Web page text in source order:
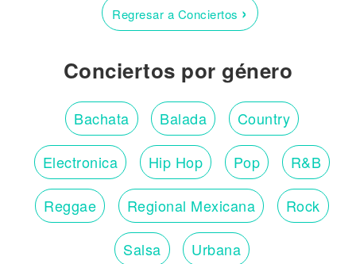
Regresar a Conciertos ›
Conciertos por género
Bachata Balada Country
Electronica Hip Hop Pop R&B
Reggae Regional Mexicana Rock
Salsa Urbana